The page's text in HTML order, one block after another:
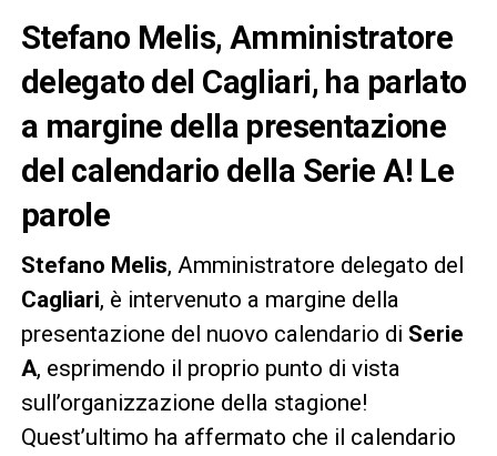
Stefano Melis, Amministratore
delegato del Cagliari, ha parlato
a margine della presentazione
del calendario della Serie A! Le
parole
Stefano Melis, Amministratore delegato del
Cagliari, è intervenuto a margine della
presentazione del nuovo calendario di Serie
A, esprimendo il proprio punto di vista
sull’organizzazione della stagione!
Quest’ultimo ha affermato che il calendario